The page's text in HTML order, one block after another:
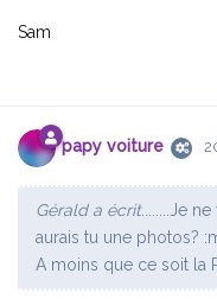
Sam
papy voiture
Gérald a écrit........Je
aurais tu une photos?
A moins que ce soit la